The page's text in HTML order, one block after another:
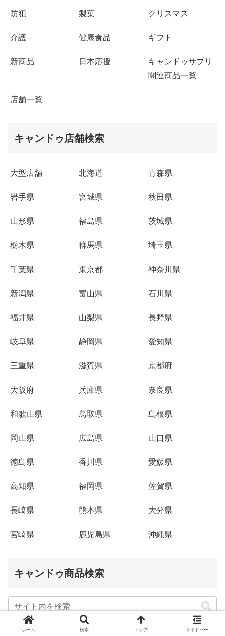
防犯 製菓 クリスマス
介護 健康食品 ギフト
新商品 日本応援
キャンドゥサプリ
関連商品一覧
店舗一覧
キャンドゥ店舗検索
大型店舗 北海道 青森県
岩手県 宮城県 秋田県
山形県 福島県 茨城県
栃木県 群馬県 埼玉県
千葉県 東京都 神奈川県
新潟県 富山県 石川県
福井県 山梨県 長野県
岐阜県 静岡県 愛知県
三重県 滋賀県 京都府
大阪府 兵庫県 奈良県
和歌山県 鳥取県 島根県
岡山県 広島県 山口県
徳島県 香川県 愛媛県
高知県 福岡県 佐賀県
長崎県 熊本県 大分県
宮崎県 鹿児島県 沖縄県
キャンドゥ商品検索
ホーム 検索 トップ サイドバー